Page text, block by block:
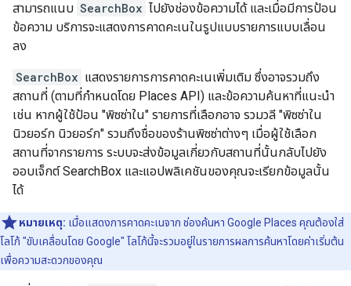
สามารถแนบ SearchBox ไปยังช่องข้อความได้ และเมื่อมีการป้อน
ข้อความ บริการจะแสดงการคาดคะเนในรูปแบบรายการแบบเลื่อน
ลง
SearchBox แสดงรายการการคาดคะเนเพิ่มเติม ซึ่งอาจรวมถึง
สถานที่ (ตามที่กำหนดโดย Places API) และข้อความค้นหาที่แนะนำ
เช่น หากผู้ใช้ป้อน "พิซซ่าใน" รายการที่เลือกอาจ รวมวลี "พิซซ่าใน
นิวยอร์ก นิวยอร์ก" รวมถึงชื่อของร้านพิซซ่าต่างๆ เมื่อผู้ใช้เลือก
สถานที่จากรายการ ระบบจะส่งข้อมูลเกี่ยวกับสถานที่นั้นกลับไปยัง
ออบเจ็กต์ SearchBox และแอปพลิเคชันของคุณจะเรียกข้อมูลนั้น
ได้
หมายเหตุ: เมื่อแสดงการคาดคะเนจาก ช่องค้นหา Google Places คุณต้องใส่
โลโก้ "ขับเคลื่อนโดย Google" โลโก้นี้จะรวมอยู่ในรายการผลการค้นหาโดยค่าเริ่มต้น
เพื่อความสะดวกของคุณ